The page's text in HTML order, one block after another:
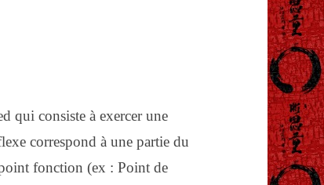
qui consiste à exercer une
correspond à une partie du
fonction (ex : Point de